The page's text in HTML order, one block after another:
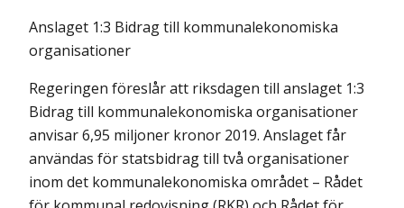
Anslaget 1:3 Bidrag till kommunalekonomiska
organisationer
Regeringen föreslår att riksdagen till anslaget 1:3
Bidrag till kommunalekonomiska organisationer
anvisar 6,95 miljoner kronor 2019. Anslaget får
användas för statsbidrag till två organisationer
inom det kommunalekonomiska området – Rådet